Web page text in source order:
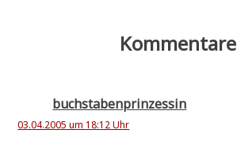
Kommentare
buchstabenprinzessin
03.04.2005 um 18:12 Uhr